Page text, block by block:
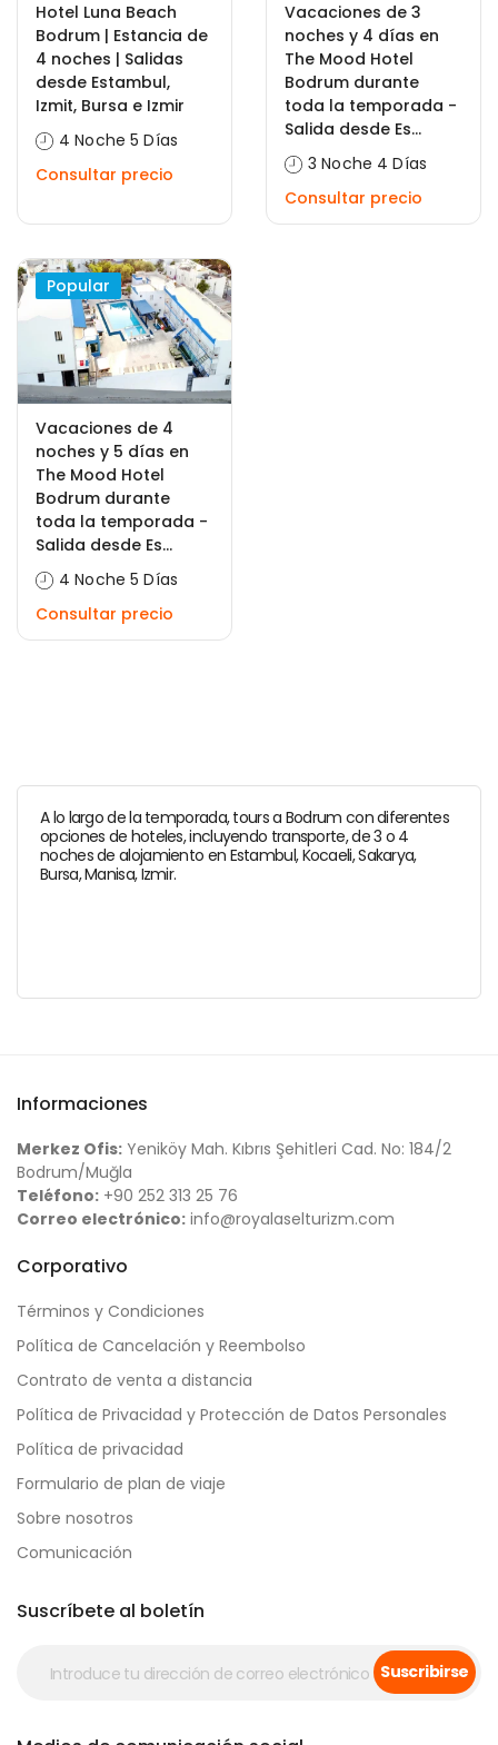
Hotel Luna Beach
Bodrum | Estancia de
4 noches | Salidas
desde Estambul,
Izmit, Bursa e Izmir
4 Noche 5 Días
Consultar precio
Vacaciones de 3
noches y 4 días en
The Mood Hotel
Bodrum durante
toda la temporada -
Salida desde Es...
3 Noche 4 Días
Consultar precio
Popular
Vacaciones de 4
noches y 5 días en
The Mood Hotel
Bodrum durante
toda la temporada -
Salida desde Es...
4 Noche 5 Días
Consultar precio
A lo largo de la temporada, tours a Bodrum con diferentes
opciones de hoteles, incluyendo transporte, de 3 o 4
noches de alojamiento en Estambul, Kocaeli, Sakarya,
Bursa, Manisa, Izmir.
Informaciones
Merkez Ofis: Yeniköy Mah. Kıbrıs Şehitleri Cad. No: 184/2
Bodrum/Muğla
Teléfono: +90 252 313 25 76
Correo electrónico: info@royalaselturizm.com
Corporativo
Términos y Condiciones
Política de Cancelación y Reembolso
Contrato de venta a distancia
Política de Privacidad y Protección de Datos Personales
Política de privacidad
Formulario de plan de viaje
Sobre nosotros
Comunicación
Suscríbete al boletín
Suscribirse